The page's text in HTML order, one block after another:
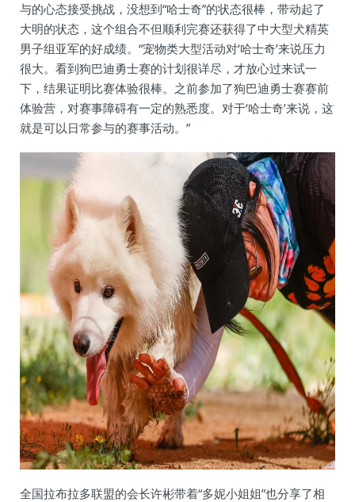
与的心态接受挑战，没想到“哈士奇”的状态很棒，带动起了
大明的状态，这个组合不但顺利完赛还获得了中大型犬精英
男子组亚军的好成绩。“宠物类大型活动对‘哈士奇’来说压力
很大。看到狗巴迪勇士赛的计划很详尽，才放心过来试一
下，结果证明比赛体验很棒。之前参加了狗巴迪勇士赛赛前
体验营，对赛事障碍有一定的熟悉度。对于‘哈士奇’来说，这
就是可以日常参与的赛事活动。”
全国拉布拉多联盟的会长许彬带着“多妮小姐姐”也分享了相